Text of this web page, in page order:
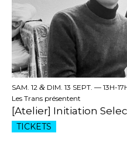
SAM. 12 & DIM. 13 SEPT. — 13H-
Les Trans présentent
[Atelier] Initiation
TICKETS